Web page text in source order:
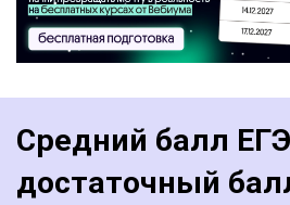
Средний балл
достаточный